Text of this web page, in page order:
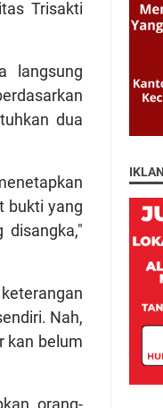
Trisakti
langsung
dua
bukti yang
disangka,"
Nah,
kan belum
orang-